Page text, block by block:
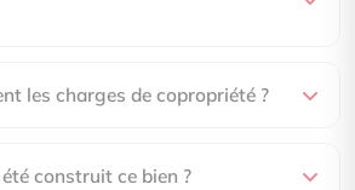
les charges de copropriété ?
construit ce bien ?